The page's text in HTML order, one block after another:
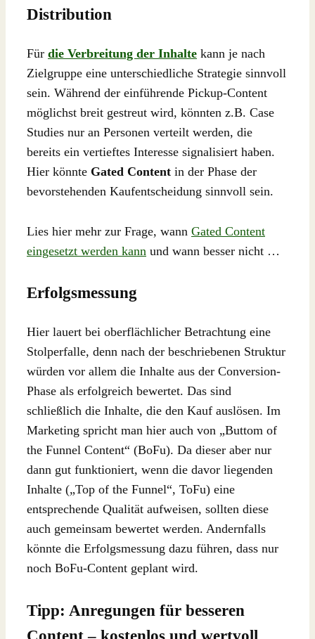
Distribution
Für die Verbreitung der Inhalte kann je nach
Zielgruppe eine unterschiedliche Strategie sinnvoll
sein. Während der einführende Pickup-Content
möglichst breit gestreut wird, könnten z.B. Case
Studies nur an Personen verteilt werden, die
bereits ein vertieftes Interesse signalisiert haben.
Hier könnte Gated Content in der Phase der
bevorstehenden Kaufentscheidung sinnvoll sein.
Lies hier mehr zur Frage, wann Gated Content
eingesetzt werden kann und wann besser nicht …
Erfolgsmessung
Hier lauert bei oberflächlicher Betrachtung eine
Stolperfalle, denn nach der beschriebenen Struktur
würden vor allem die Inhalte aus der Conversion-
Phase als erfolgreich bewertet. Das sind
schließlich die Inhalte, die den Kauf auslösen. Im
Marketing spricht man hier auch von „Buttom of
the Funnel Content“ (BoFu). Da dieser aber nur
dann gut funktioniert, wenn die davor liegenden
Inhalte („Top of the Funnel“, ToFu) eine
entsprechende Qualität aufweisen, sollten diese
auch gemeinsam bewertet werden. Andernfalls
könnte die Erfolgsmessung dazu führen, dass nur
noch BoFu-Content geplant wird.
Tipp: Anregungen für besseren